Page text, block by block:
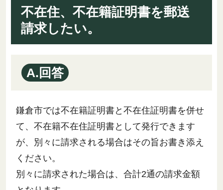
不在住、不在籍証明書を郵送
請求したい。
A.回答
鎌倉市では不在籍証明書と不在住証明書を併せ
て、不在籍不在住証明書として発行できます
が、別々に請求される場合はその旨お書き添え
ください。
別々に請求された場合は、合計2通の請求金額